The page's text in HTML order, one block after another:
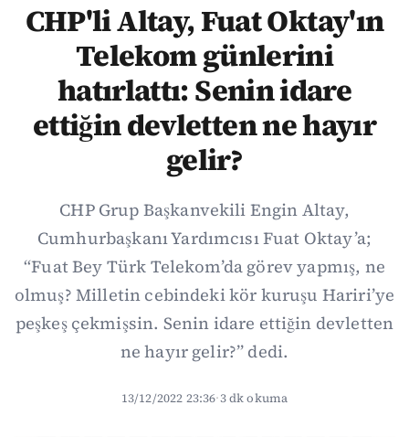
CHP'li Altay, Fuat Oktay'ın
Telekom günlerini
hatırlattı: Senin idare
ettiğin devletten ne hayır
gelir?
CHP Grup Başkanvekili Engin Altay,
Cumhurbaşkanı Yardımcısı Fuat Oktay’a;
“Fuat Bey Türk Telekom’da görev yapmış, ne
olmuş? Milletin cebindeki kör kuruşu Hariri’ye
peşkeş çekmişsin. Senin idare ettiğin devletten
ne hayır gelir?” dedi.
13/12/2022 23:36·3 dk okuma